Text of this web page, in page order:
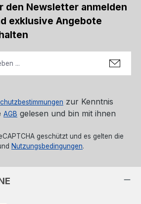
den Newsletter anmelden
exklusive Angebote
zur Kenntnis
AGB gelesen und bin mit ihnen
geschützt und es gelten die
Nutzungsbedingungen.